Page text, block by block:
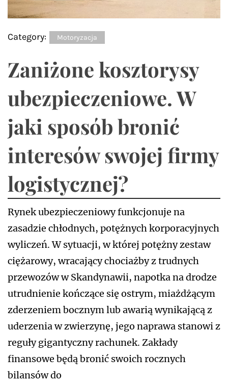
Category: Motoryzacja
Zaniżone kosztorysy
ubezpieczeniowe. W
jaki sposób bronić
interesów swojej firmy
logistycznej?
Rynek ubezpieczeniowy funkcjonuje na
zasadzie chłodnych, potężnych korporacyjnych
wyliczeń. W sytuacji, w której potężny zestaw
ciężarowy, wracający chociażby z trudnych
przewozów w Skandynawii, napotka na drodze
utrudnienie kończące się ostrym, miażdżącym
zderzeniem bocznym lub awarią wynikającą z
uderzenia w zwierzynę, jego naprawa stanowi z
reguły gigantyczny rachunek. Zakłady
finansowe będą bronić swoich rocznych
bilansów do